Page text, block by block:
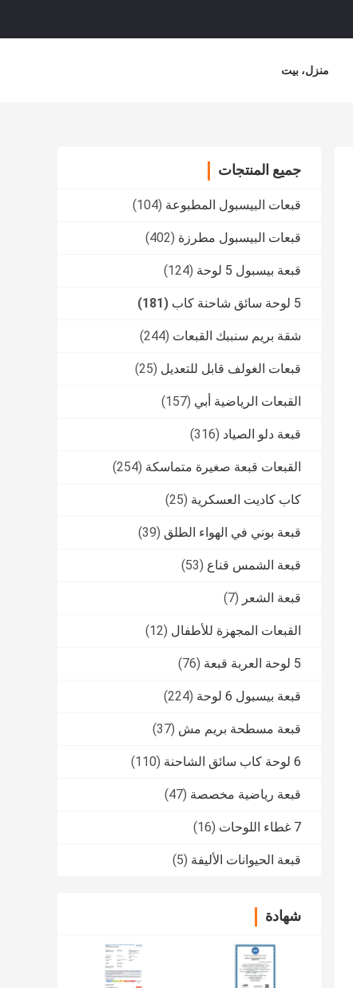
منزل، بيت
جميع المنتجات
قبعات البيسبول المطبوعة (104)
قبعات البيسبول مطرزة (402)
قبعة بيسبول 5 لوحة (124)
5 لوحة سائق شاحنة كاب (181)
شقة بريم سنببك القبعات (244)
قبعات الغولف قابل للتعديل (25)
القبعات الرياضية أبي (157)
قبعة دلو الصياد (316)
القبعات قبعة صغيرة متماسكة (254)
كاب كاديت العسكرية (25)
قبعة بوني في الهواء الطلق (39)
قبعة الشمس قناع (53)
قبعة الشعر (7)
القبعات المجهزة للأطفال (12)
5 لوحة العربة قبعة (76)
قبعة بيسبول 6 لوحة (224)
قبعة مسطحة بريم مش (37)
6 لوحة كاب سائق الشاحنة (110)
قبعة رياضية مخصصة (47)
7 غطاء اللوحات (16)
قبعة الحيوانات الأليفة (5)
شهادة